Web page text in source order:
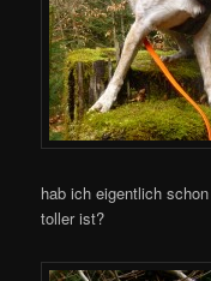
hab ich eigentlich
toller ist?